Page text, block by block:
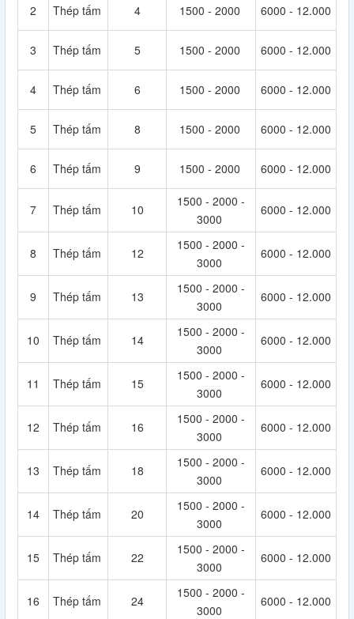
2 Thép tấm 4 1500 - 2000 6000 - 12.000
3 Thép tấm 5 1500 - 2000 6000 - 12.000
4 Thép tấm 6 1500 - 2000 6000 - 12.000
5 Thép tấm 8 1500 - 2000 6000 - 12.000
6 Thép tấm 9 1500 - 2000 6000 - 12.000
7 Thép tấm 10
1500 - 2000 -
3000
6000 - 12.000
8 Thép tấm 12
1500 - 2000 -
3000
6000 - 12.000
9 Thép tấm 13
1500 - 2000 -
3000
6000 - 12.000
10 Thép tấm 14
1500 - 2000 -
3000
6000 - 12.000
11 Thép tấm 15
1500 - 2000 -
3000
6000 - 12.000
12 Thép tấm 16
1500 - 2000 -
3000
6000 - 12.000
13 Thép tấm 18
1500 - 2000 -
3000
6000 - 12.000
14 Thép tấm 20
1500 - 2000 -
3000
6000 - 12.000
15 Thép tấm 22
1500 - 2000 -
3000
6000 - 12.000
16 Thép tấm 24
1500 - 2000 -
3000
6000 - 12.000